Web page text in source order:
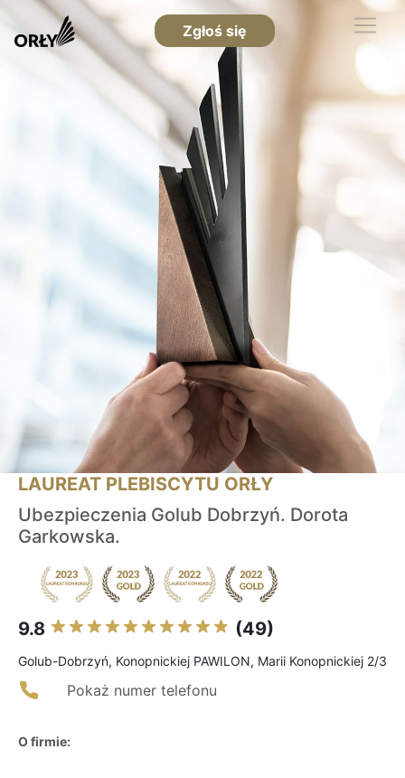
Zgłoś się
LAUREAT PLEBISCYTU ORŁY
Ubezpieczenia Golub Dobrzyń. Dorota
Garkowska.
9.8 (49)
Golub-Dobrzyń, Konopnickiej PAWILON, Marii Konopnickiej 2/3
Pokaż numer telefonu
O firmie: